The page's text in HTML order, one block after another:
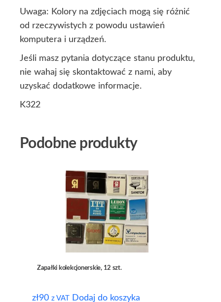
Uwaga: Kolory na zdjęciach mogą się różnić
od rzeczywistych z powodu ustawień
komputera i urządzeń.
Jeśli masz pytania dotyczące stanu produktu,
nie wahaj się skontaktować z nami, aby
uzyskać dodatkowe informacje.
K322
Podobne produkty
Zapałki kolekcjonerskie, 12 szt.
zł90 z VAT Dodaj do koszyka